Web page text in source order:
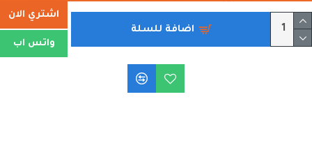
اضافة للسلة
اشتري الان
واتس اب